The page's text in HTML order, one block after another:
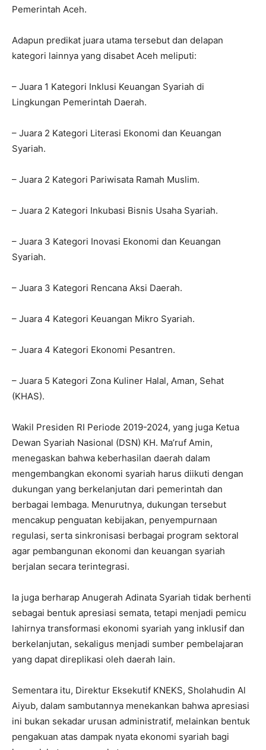
Pemerintah Aceh.
Adapun predikat juara utama tersebut dan delapan
kategori lainnya yang disabet Aceh meliputi:
– Juara 1 Kategori Inklusi Keuangan Syariah di
Lingkungan Pemerintah Daerah.
– Juara 2 Kategori Literasi Ekonomi dan Keuangan
Syariah.
– Juara 2 Kategori Pariwisata Ramah Muslim.
– Juara 2 Kategori Inkubasi Bisnis Usaha Syariah.
– Juara 3 Kategori Inovasi Ekonomi dan Keuangan
Syariah.
– Juara 3 Kategori Rencana Aksi Daerah.
– Juara 4 Kategori Keuangan Mikro Syariah.
– Juara 4 Kategori Ekonomi Pesantren.
– Juara 5 Kategori Zona Kuliner Halal, Aman, Sehat
(KHAS).
Wakil Presiden RI Periode 2019-2024, yang juga Ketua
Dewan Syariah Nasional (DSN) KH. Ma’ruf Amin,
menegaskan bahwa keberhasilan daerah dalam
mengembangkan ekonomi syariah harus diikuti dengan
dukungan yang berkelanjutan dari pemerintah dan
berbagai lembaga. Menurutnya, dukungan tersebut
mencakup penguatan kebijakan, penyempurnaan
regulasi, serta sinkronisasi berbagai program sektoral
agar pembangunan ekonomi dan keuangan syariah
berjalan secara terintegrasi.
Ia juga berharap Anugerah Adinata Syariah tidak berhenti
sebagai bentuk apresiasi semata, tetapi menjadi pemicu
lahirnya transformasi ekonomi syariah yang inklusif dan
berkelanjutan, sekaligus menjadi sumber pembelajaran
yang dapat direplikasi oleh daerah lain.
Sementara itu, Direktur Eksekutif KNEKS, Sholahudin Al
Aiyub, dalam sambutannya menekankan bahwa apresiasi
ini bukan sekadar urusan administratif, melainkan bentuk
pengakuan atas dampak nyata ekonomi syariah bagi